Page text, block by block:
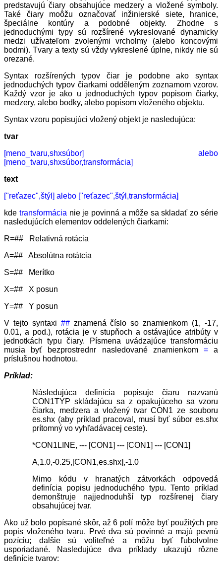
predstavujú čiary obsahujúce medzery a vložené symboly.
Také čiary moôžu označovať inžinierské siete, hranice,
špeciálne kontúry a podobné objekty. Zhodne s
jednoduchými typy sú rozšírené vykreslované dynamicky
medzi užívateľom zvolenými vrcholmy (alebo koncovými
bodmi). Tvary a texty sú vždy vykreslené úplne, nikdy nie sú
orezané.
Syntax rozšírených typov čiar je podobne ako syntax
jednoduchých typov čiarkami odděleným zoznamom vzorov.
Každý vzor je ako u jednoduchých typov popisom čiarky,
medzery, alebo bodky, alebo popisom vloženého objektu.
Syntax vzoru popisujúci vložený objekt je nasledujúca:
tvar
[meno_tvaru,shxsúbor] alebo
[meno_tvaru,shxsúbor,transformácia]
text
["reťazec",štýl] alebo ["reťazec",štýl,transformácia]
kde transformácia nie je povinná a môže sa skladať zo série
nasledujúcích elementov oddelených čiarkami:
R=## Relativná rotácia
A=## Absolútna rotátcia
S=## Merítko
X=## X posun
Y=## Y posun
V tejto syntaxi ## znamená číslo so znamienkom (1, -17,
0.01, a pod.), rotácia je v stupňoch a ostávajúce atribúty v
jednotkách typu čiary. Písmena uvádzajúce transformáciu
musia byť bezprostrednr nasledované znamienkom =a
príslušnou hodnotou.
Príklad:
Následujúca definícia popisuje čiaru nazvanú
CON1TYP skládajúcu sa z opakujúceho sa vzoru
čiarka, medzera a vložený tvar CON1 ze souboru
es.shx (aby príklad pracoval, musí byť súbor es.shx
prítomný vo vyhľadávacej ceste).
*CON1LINE, --- [CON1] --- [CON1] --- [CON1]
A,1.0,-0.25,[CON1,es.shx],-1.0
Mimo kódu v hranatých zátvorkách odpovedá
definícia popisu jednoduchého typu. Tento príklad
demonštruje najjednoduhší typ rozšírenej čiary
obsahujúcej tvar.
Ako už bolo popísané skôr, až 6 polí môže byť použitých pre
popis vloženého tvaru. Prvé dva sú povinné a majú pevnú
pozíciu; dalšie sú voliteľné a môžu byť ľubolvolne
usporiadané. Nasledujúce dva príklady ukazujú rôzne
definície tvarov: